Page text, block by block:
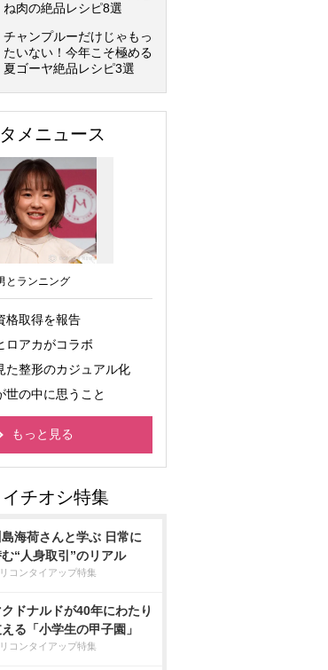
ね肉の絶品レシピ8選
チャンプルーだけじゃもっ
たいない！今年こそ極める
夏ゴーヤ絶品レシピ3選
メニュース
とランニング
格取得を報告
ロアカがコラボ
た整形のカジュアル化
世の中に思うこと
もっと見る
島海荷さんと学ぶ 日常に
“人身取引”のリアル
コンタイアップ特集
クドナルドが40年にわたり
る「小学生の甲子園」
コンタイアップ特集